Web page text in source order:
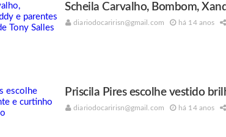
Scheila Carvalho, Bombom,
diariodocaririsn@gmail.com há 14 anos
Priscila Pires escolhe vestido
diariodocaririsn@gmail.com há 14 anos